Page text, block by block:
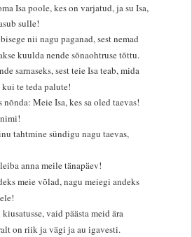
Isa poole, kes on varjatud, ja su Isa,
sulle!
nii nagu paganad, sest nemad
kuulda nende sõnaohtruse tõttu.
sarnaseks, sest teie Isa teab, mida
te teda palute!
Meie Isa, kes sa oled taevas!
tahtmine sündigu nagu taevas,
anna meile tänapäev!
meie võlad, nagu meiegi andeks
kiusatusse, vaid päästa meid ära
on riik ja vägi ja au igavesti.